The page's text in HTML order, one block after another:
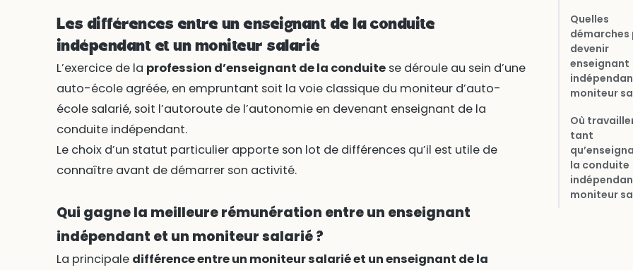
Les différences entre un enseignant de la conduite
indépendant et un moniteur salarié
L’exercice de la profession d’enseignant de la conduitese déroule au sein d’une
auto-école agréée, en empruntant soit la voie classique du moniteur d’auto-
école salarié, soit l’autoroute de l’autonomie en devenant enseignant de la
conduite indépendant.
Le choix d’un statut particulier apporte son lot de différences qu’il est utile de
connaître avant de démarrer son activité.
Qui gagne la meilleure rémunération entre un enseignant
indépendant et un moniteur salarié ?
La principale différence entre un moniteur salarié et un enseignant de la
Quelles
démarches
devenir
enseignant
moniteur
Où
tant
la conduite
moniteur